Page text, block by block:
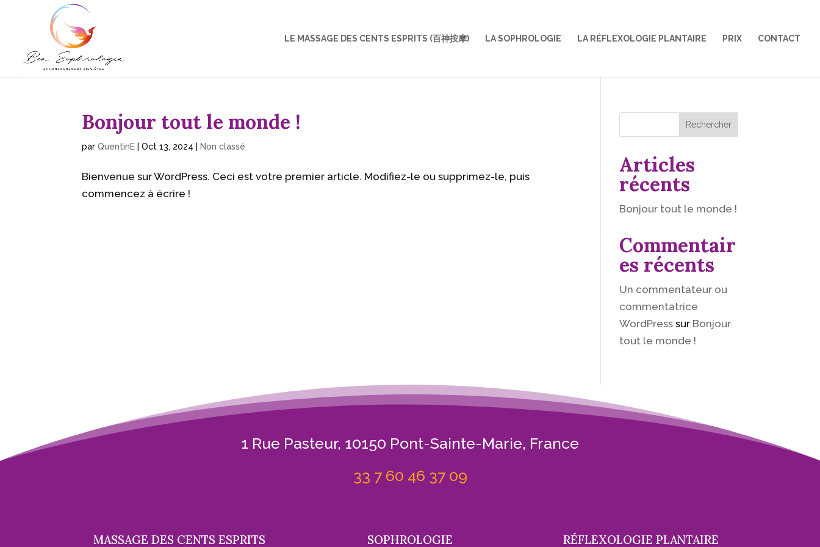
LE MASSAGE DES CENTS ESPRITS (百神按摩) LA SOPHROLOGIE LA RÉFLEXOLOGIE PLANTAIRE PRIX CONTACT
Bonjour tout le monde !
parQuentinE |Oct 13, 2024 Non classé
Bienvenue sur WordPress. Ceci est votre premier article. Modifiez-le ou supprimez-le, puis
commencez à écrire !
Rechercher
Articles
récents
Bonjour tout le monde !
Commentair
es récents
Un commentateur ou
commentatrice
WordPress sur Bonjour
tout le monde !
1 Rue Pasteur, 10150 Pont-Sainte-Marie, France
33 7 60 46 37 09
MASSAGE DES CENTS ESPRITS SOPHROLOGIE RÉFLEXOLOGIE PLANTAIRE